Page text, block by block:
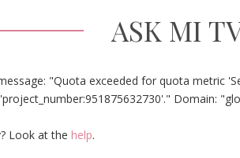
ASK MI
"Quota exceeded for quota metric
Domain:
Look at the help.